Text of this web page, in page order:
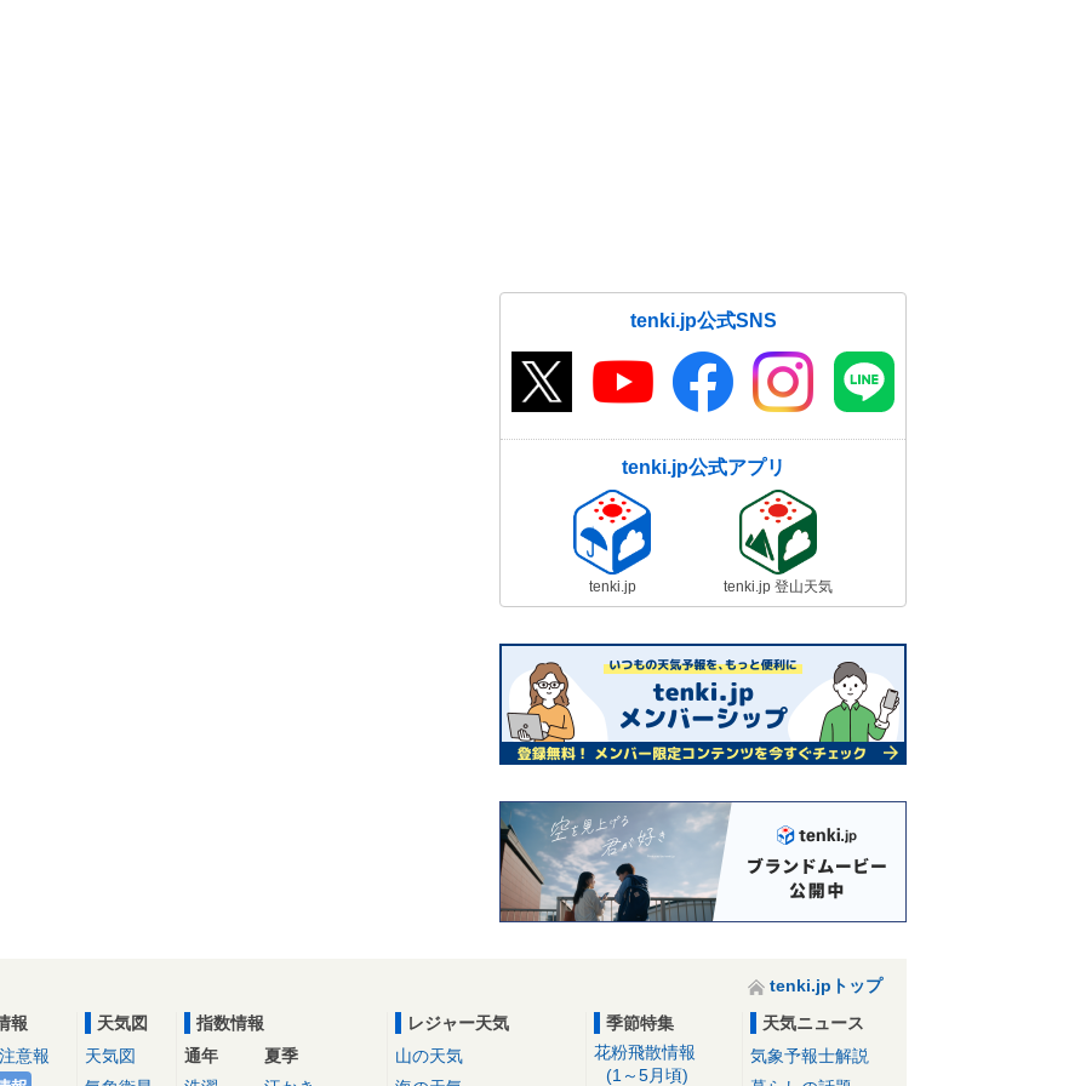
tenki.jp公式SNS
tenki.jp公式アプリ
tenki.jp tenki.jp 登山天気
tenki.jpトップ
報
意報
天気図
天気図
指数情報
通年
夏季
レジャー天気
山の天気
季節特集
花粉飛散情報
(1～5月頃)
天気ニュース
気象予報士解説